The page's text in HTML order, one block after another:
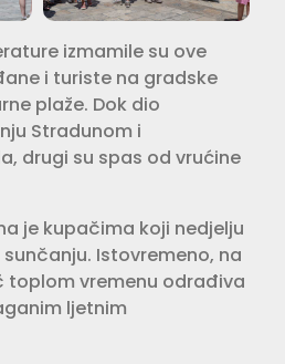
izmamile su ove
i turiste na gradske
plaže. Dok dio
Stradunom i
drugi su spas od vrućine
je kupačima koji nedjelju
Istovremeno, na
toplom vremenu odrađiva
ljetnim